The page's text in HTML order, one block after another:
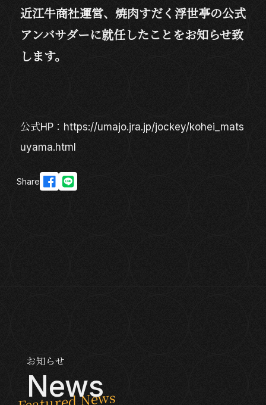
近江牛商社運営、焼肉すだく浮世𠅘の公式
アンバサダーに就任したことをお知らせ致
します。
公式HP：https://umajo.jra.jp/jockey/kohei_mats
uyama.html
Share
お知らせ
News